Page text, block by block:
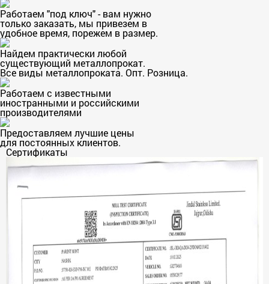
Работаем "под ключ" - вам нужно
только заказать, мы привезем в
удобное время, порежем в размер.
Найдем практически любой
существующий металлопрокат.
Все виды металлопроката. Опт. Розница.
Работаем с известными
иностранными и российскими
производителями
Предоставляем лучшие цены
для постоянных клиентов.
Сертификаты